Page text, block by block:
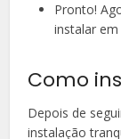
Pronto!
instalar em
Como
Depois de
instalação